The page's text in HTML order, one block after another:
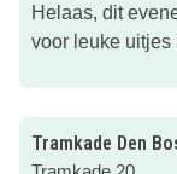
Trek gekregen
uur en duurt tot
Locatie:
Toegang:GRATIS
Helaas, dit
voor leuke uitjes
Tramkade Den